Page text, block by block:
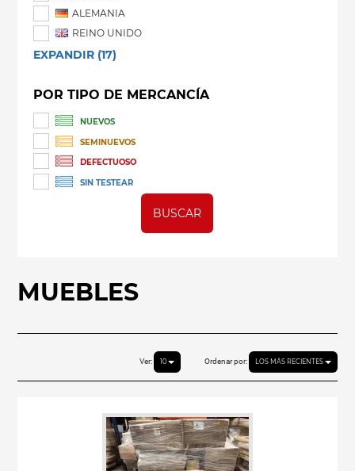
ALEMANIA
REINO UNIDO
EXPANDIR (17)
POR TIPO DE MERCANCÍA
NUEVOS
SEMINUEVOS
DEFECTUOSO
SIN TESTEAR
BUSCAR
MUEBLES
Ordenar por: LOS MÁS RECIENTES
Ver: 10